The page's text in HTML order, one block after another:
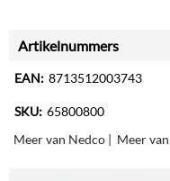
Artikelnummers
EAN: 8713512003743
SKU: 65800800
Meer van Nedco | Meer